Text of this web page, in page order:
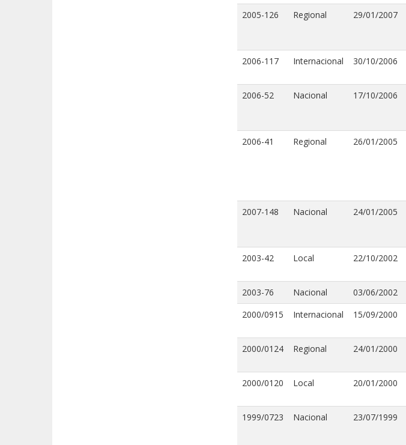
2005-126 Regional 29/01/2007
2006-117 Internacional 30/10/2006
2006-52 Nacional 17/10/2006
2006-41 Regional 26/01/2005
2007-148 Nacional 24/01/2005
2003-42 Local 22/10/2002
2003-76 Nacional 03/06/2002
2000/0915 Internacional 15/09/2000
2000/0124 Regional 24/01/2000
2000/0120 Local 20/01/2000
1999/0723 Nacional 23/07/1999